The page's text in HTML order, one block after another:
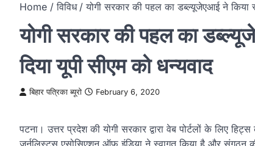
Home विविध योगी सरकार की पहल का डब्ल्यूजेएआई ने किया
योगी सरकार की पहल का
दिया यूपी सीएम को धन्यवाद
बिहार पत्रिका ब्यूरो February 6, 2020
पटना। उत्तर प्रदेश की योगी सरकार द्वारा वेब पोर्टलों के लिए
जर्नलिस्ट्स एसोसिएशन ऑफ इंडिया ने स्वागत किया है और संगठन